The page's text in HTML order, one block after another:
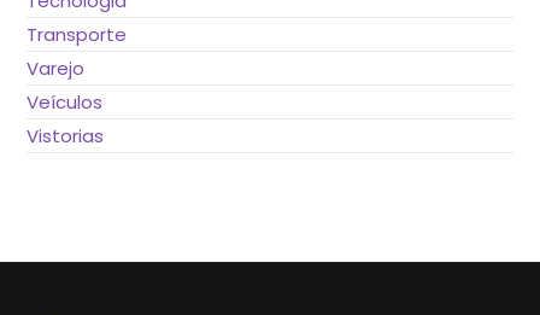
Transporte
Varejo
Veículos
Vistorias